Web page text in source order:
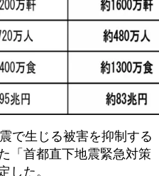
で生じる被害を抑制する
「首都直下地震緊急対策
した。